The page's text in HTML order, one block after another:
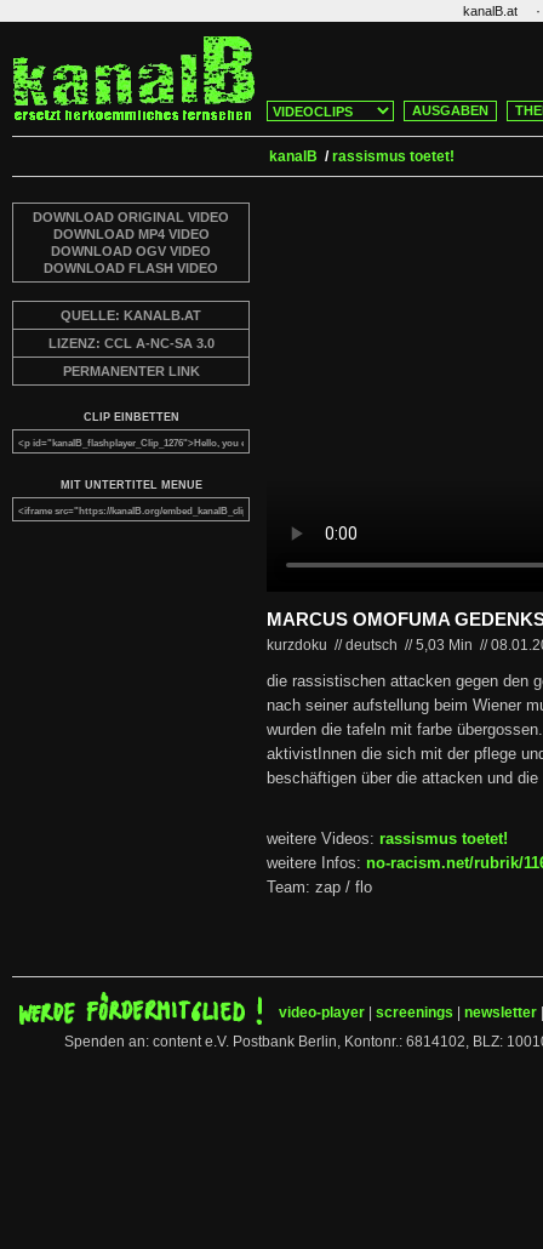
kanalB.at ·
AUSGABEN
kanalB /rassismus toetet!
DOWNLOAD ORIGINAL VIDEO
DOWNLOAD MP4 VIDEO
DOWNLOAD OGV VIDEO
DOWNLOAD FLASH VIDEO
QUELLE: KANALB.AT
LIZENZ: CCL A-NC-SA 3.0
PERMANENTER LINK
CLIP EINBETTEN
MIT UNTERTITEL MENUE
MARCUS OMOFUMA
kurzdoku // deutsch //5,03 Min //
die rassistischen attacken gegen den
nach seiner aufstellung beim Wiener
wurden die tafeln mit farbe
aktivistInnen die sich mit der pflege
beschäftigen über die attacken und
weitere Videos: rassismus toetet!
weitere Infos: no-racism.net/rubrik/
Team: zap / flo
video-player screenings newsletter
Spenden an: content e.V. Postbank Berlin, Kontonr.: 6814102, BLZ: